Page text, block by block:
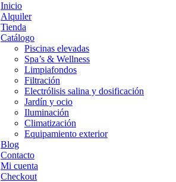
Inicio
Alquiler
Tienda
Catálogo
Piscinas elevadas
Spa’s & Wellness
Limpiafondos
Filtración
Electrólisis salina y dosificación
Jardín y ocio
Iluminación
Climatización
Equipamiento exterior
Blog
Contacto
Mi cuenta
Checkout